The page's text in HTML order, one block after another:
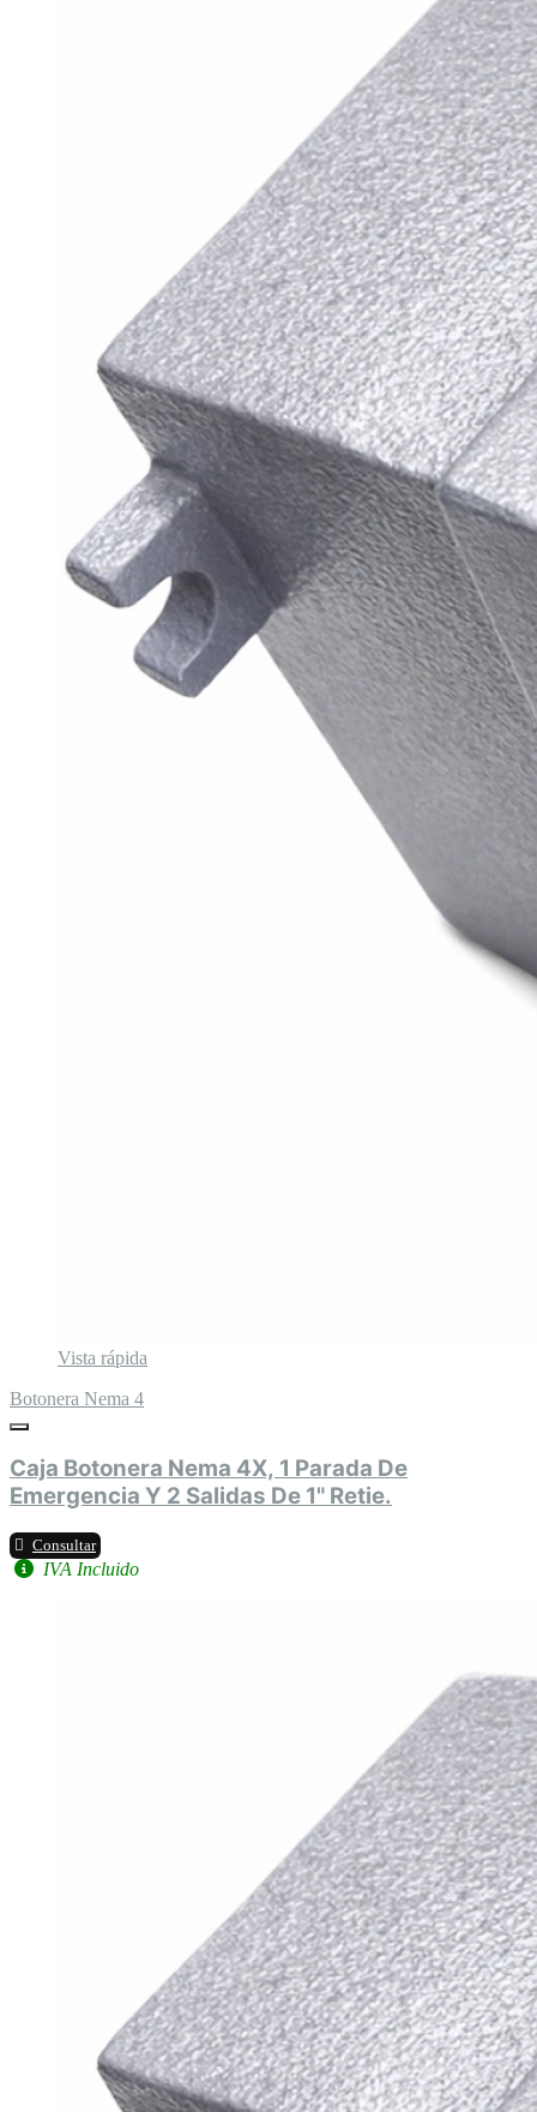
Vista rápida
Botonera Nema 4
Caja Botonera Nema 4X, 1 Parada De
Emergencia Y 2 Salidas De 1" Retie.
Consultar
IVA Incluido